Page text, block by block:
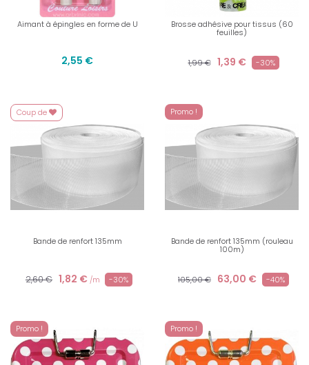
Aimant à épingles en forme de U
2,55 €
Brosse adhésive pour tissus (60
feuilles)
1,99 € 1,39 € -30%
Coup de
Bande de renfort 135mm
2,60 € 1,82 € /m -30%
Promo !
Bande de renfort 135mm (rouleau
100m)
105,00 € 63,00 € -40%
Promo ! Promo !